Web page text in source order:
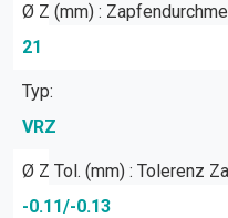
Ø Z (mm) :
21
Typ:
VRZ
Ø Z Tol. (mm) : Tolerenz
-0.11/-0.13